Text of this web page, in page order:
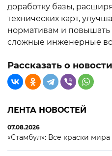
доработку базы,
технических карт,
нормативам и повышать
сложные инженерные
Рассказать о новости
ЛЕНТА НОВОСТЕЙ
07.08.2026
«Стамбул»: Все краски